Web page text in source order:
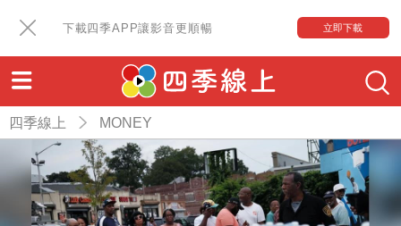
下載四季APP讓影音更順暢 立即下載
四季線上 MONEY